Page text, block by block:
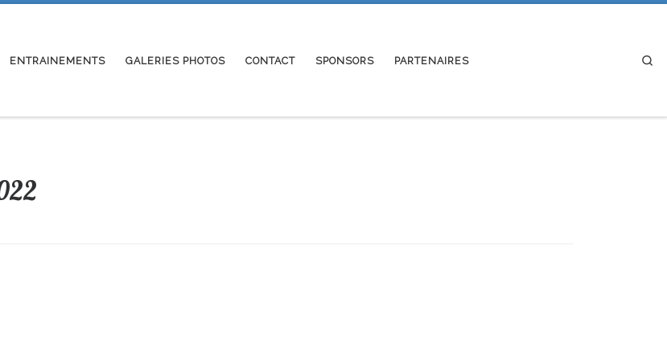
ENTRAINEMENTS GALERIES PHOTOS CONTACT SPONSORS PARTENAIRES